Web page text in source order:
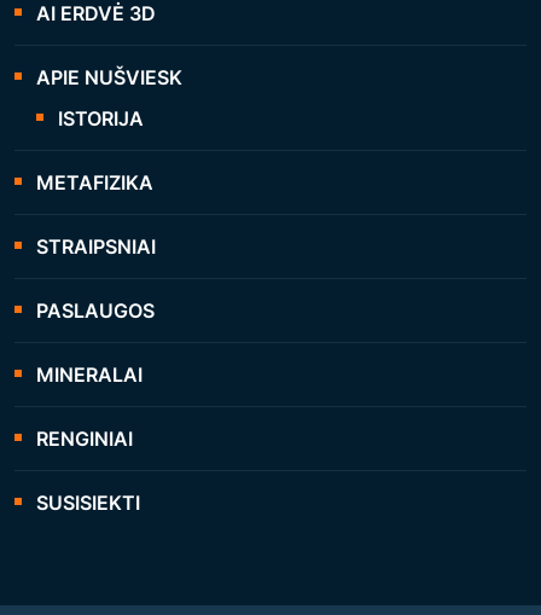
AI ERDVĖ 3D
APIE NUŠVIESK
ISTORIJA
METAFIZIKA
STRAIPSNIAI
PASLAUGOS
MINERALAI
RENGINIAI
SUSISIEKTI